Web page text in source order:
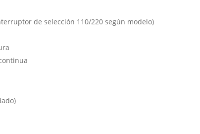
de selección 110/220 según modelo)